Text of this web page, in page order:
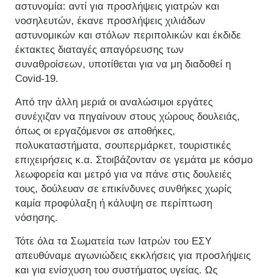
αστυνομία: αντί για προσλήψεις γιατρών και
νοσηλευτών, έκανε προσλήψεις χιλιάδων
αστυνομικών και στόλων περιπολικών και έκδιδε
έκτακτες διαταγές απαγόρευσης των
συναθροίσεων, υποτίθεται για να μη διαδοθεί η
Covid-19.
Από την άλλη μεριά οι αναλώσιμοι εργάτες
συνέχιζαν να πηγαίνουν στους χώρους δουλειάς,
όπως οι εργαζόμενοι σε αποθήκες,
πολυκαταστήματα, σουπερμάρκετ, τουριστικές
επιχειρήσεις κ.α. Στοιβάζονταν σε γεμάτα με κόσμο
λεωφορεία και μετρό για να πάνε στις δουλειές
τους, δούλευαν σε επικίνδυνες συνθήκες χωρίς
καμία προφύλαξη ή κάλυψη σε περίπτωση
νόσησης.
Τότε όλα τα Σωματεία των Ιατρών του ΕΣΥ
απευθύναμε αγωνιώδεις εκκλήσεις για προσλήψεις
και για ενίσχυση του συστήματος υγείας. Ως